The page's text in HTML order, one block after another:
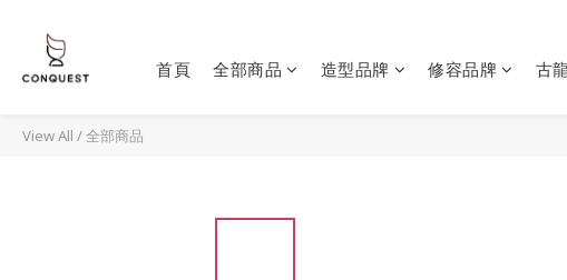
首頁 全部商品 造型品牌 修容品牌 古
View All /全部商品